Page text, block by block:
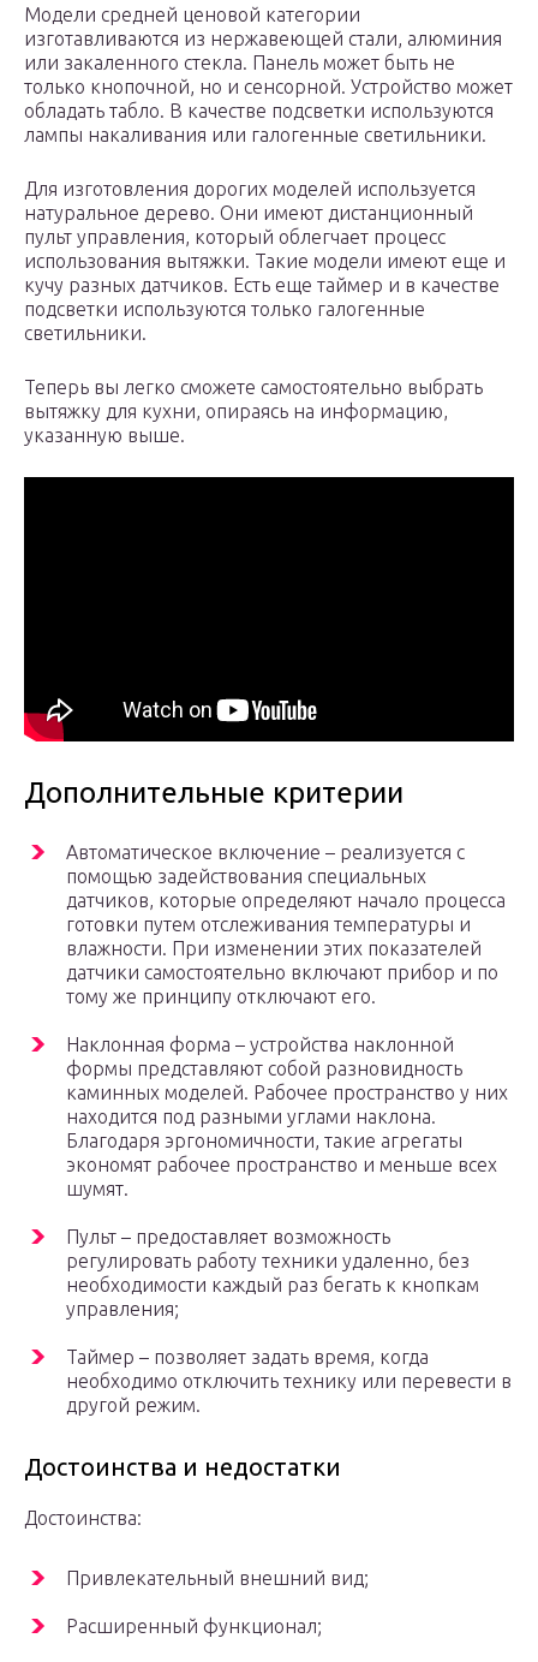
Модели средней ценовой категории
изготавливаются из нержавеющей стали, алюминия
или закаленного стекла. Панель может быть не
только кнопочной, но и сенсорной. Устройство может
обладать табло. В качестве подсветки используются
лампы накаливания или галогенные светильники.
Для изготовления дорогих моделей используется
натуральное дерево. Они имеют дистанционный
пульт управления, который облегчает процесс
использования вытяжки. Такие модели имеют еще и
кучу разных датчиков. Есть еще таймер и в качестве
подсветки используются только галогенные
светильники.
Теперь вы легко сможете самостоятельно выбрать
вытяжку для кухни, опираясь на информацию,
указанную выше.
Дополнительные критерии
Автоматическое включение – реализуется с
помощью задействования специальных
датчиков, которые определяют начало процесса
готовки путем отслеживания температуры и
влажности. При изменении этих показателей
датчики самостоятельно включают прибор и по
тому же принципу отключают его.
Наклонная форма – устройства наклонной
формы представляют собой разновидность
каминных моделей. Рабочее пространство у них
находится под разными углами наклона.
Благодаря эргономичности, такие агрегаты
экономят рабочее пространство и меньше всех
шумят.
Пульт – предоставляет возможность
регулировать работу техники удаленно, без
необходимости каждый раз бегать к кнопкам
управления;
Таймер – позволяет задать время, когда
необходимо отключить технику или перевести в
другой режим.
Достоинства и недостатки
Достоинства:
Привлекательный внешний вид;
Расширенный функционал;